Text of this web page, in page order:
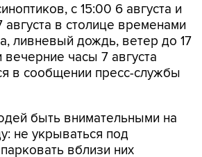
с 15:00 6 августа и
августа в столице временами
ливневый дождь, ветер до 17
часы 7 августа
в сообщении пресс-службы
быть внимательными на
не укрываться под
вблизи них